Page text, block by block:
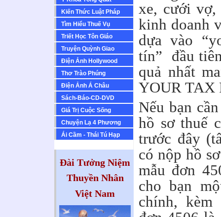
Kiến Thức Luật Pháp
Tìm Hiểu Thuế Vụ
Triết Học Tôn Giáo
Truyện Quỳnh Giao
Ðiện Ảnh Hollywood
Thơ Trào Phúng
Ðiện Ảnh Á Châu
Sách-Báo-CD-DVD
Giá Trị Cuộc Sống
Chuyện Lạ 4 Phương
Ái Cầm - Thái Tú Hạp
Đài Tưởng Niệm
Thuyền Nhân
Việt Nam
xe, cưới
kinh doanh
dựa vào
tín” đầu
quả nhất
YOUR TAX
Nếu bạn
hồ sơ thuế
trước đây
có nộp hồ
mẫu đơn
cho bạn
chính,